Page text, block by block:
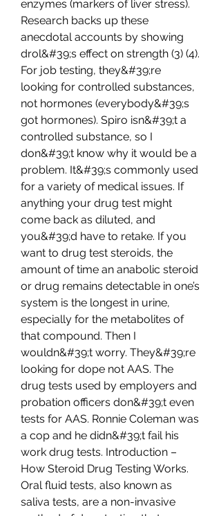
enzymes (markers of liver stress).
Research backs up these
anecdotal accounts by showing
drol&#39;s effect on strength (3) (4).
For job testing, they&#39;re
looking for controlled substances,
not hormones (everybody&#39;s
got hormones). Spiro isn&#39;t a
controlled substance, so I
don&#39;t know why it would be a
problem. It&#39;s commonly used
for a variety of medical issues. If
anything your drug test might
come back as diluted, and
you&#39;d have to retake. If you
want to drug test steroids, the
amount of time an anabolic steroid
or drug remains detectable in one’s
system is the longest in urine,
especially for the metabolites of
that compound. Then I
wouldn&#39;t worry. They&#39;re
looking for dope not AAS. The
drug tests used by employers and
probation officers don&#39;t even
tests for AAS. Ronnie Coleman was
a cop and he didn&#39;t fail his
work drug tests. Introduction –
How Steroid Drug Testing Works.
Oral fluid tests, also known as
saliva tests, are a non-invasive